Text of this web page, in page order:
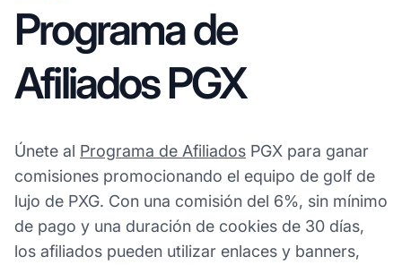
Programa de
Afiliados PGX
Únete al Programa de Afiliados PGX para ganar
comisiones promocionando el equipo de golf de
lujo de PXG. Con una comisión del 6%, sin mínimo
de pago y una duración de cookies de 30 días,
los afiliados pueden utilizar enlaces y banners,